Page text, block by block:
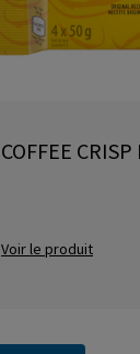
COFFEE
Voir le produit